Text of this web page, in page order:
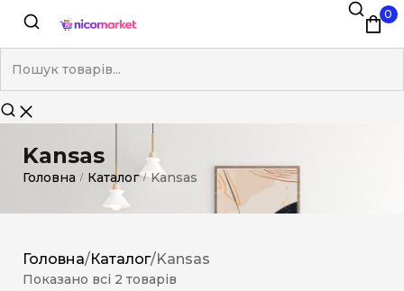
0
Kansas
Головна / Каталог / Kansas
Головна/Каталог/Kansas
Показано всі 2 товарів